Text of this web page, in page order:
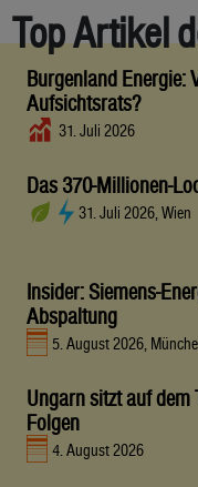
Top Artikel
Burgenland Energie:
Aufsichtsrats?
31. Juli 2026
Das 370-Millionen-
31. Juli 2026, Wien
Insider: Siemens-
Abspaltung
5. August 2026,
Ungarn sitzt auf dem
Folgen
4. August 2026